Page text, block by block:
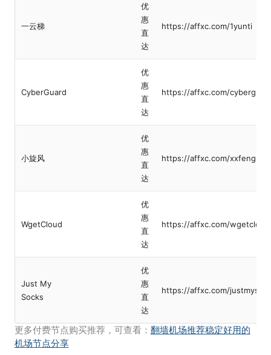
一云梯
优
惠
直
达
https://affxc.com/1yunti
CyberGuard
优
惠
直
达
https://affxc.com/
小旋风
优
惠
直
达
https://affxc.com/xxfeng
WgetCloud
优
惠
直
达
https://affxc.com/wgetcloud
Just My
Socks
优
惠
直
达
https://affxc.com/
更多付费节点购买推荐，可查看： 翻墙机场推荐稳定好用的
机场节点分享